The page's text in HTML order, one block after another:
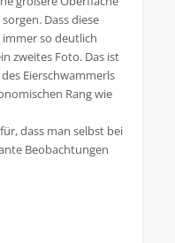
Dass diese
so deutlich
zweites Foto. Das ist
Eierschwammerls
Rang wie
dass man selbst bei
Beobachtungen